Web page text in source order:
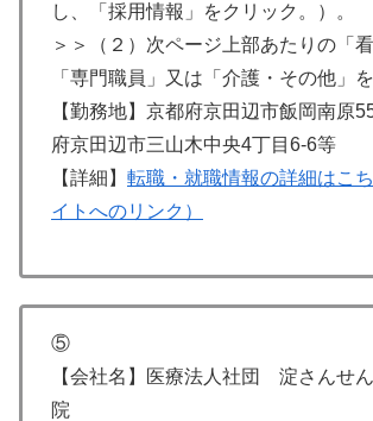
し、「採用情報」をクリック。）。
＞＞（２）次ページ上部あたりの「看
「専門職員」又は「介護・その他」
【勤務地】京都府京田辺市飯岡南原
府京田辺市三山木中央4丁目6-6等
【詳細】 転職・就職情報の詳細はこ
イトへのリンク）
⑤
【会社名】医療法人社団 淀さんせ
院